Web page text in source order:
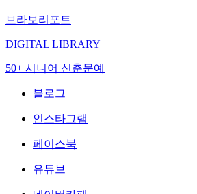
브라보리포트
DIGITAL LIBRARY
50+ 시니어 신춘문예
블로그
인스타그램
페이스북
유튜브